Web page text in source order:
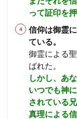
って証印を
信仰は御霊
ている。
御霊による
ばれた。
しかし、あ
いつでも神
されている
真理による
処女マリヤ
異邦人
ス
アハブ
ナ
エジプト
最後の晩餐
かぶり物
アハズ
知
悔いた心